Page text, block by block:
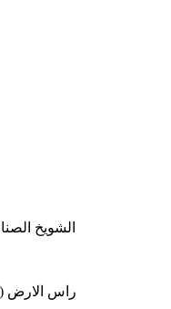
الشويخ
راس الارض